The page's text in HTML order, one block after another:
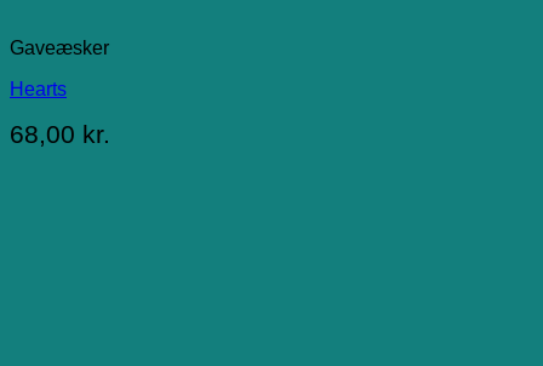
Gaveæsker
Hearts
68,00 kr.